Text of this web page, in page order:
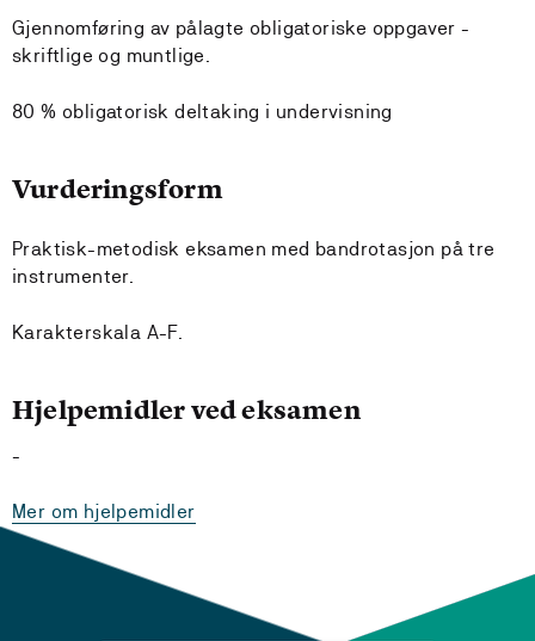
Gjennomføring av pålagte obligatoriske oppgaver -
skriftlige og muntlige.
80 % obligatorisk deltaking i undervisning
Vurderingsform
Praktisk-metodisk eksamen med bandrotasjon på tre
instrumenter.
Karakterskala A-F.
Hjelpemidler ved eksamen
-
Mer om hjelpemidler